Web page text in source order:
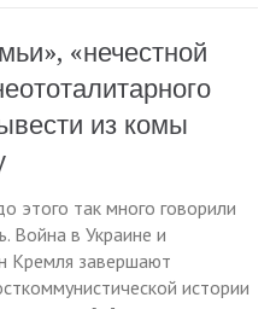
«нечестной
из комы
этого так много говорили
Война в Украине и
Кремля завершают
истории